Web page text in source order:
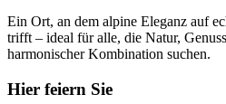
Ein Ort, an dem alpine Eleganz auf
trifft – ideal für alle, die Natur,
harmonischer Kombination suchen.
Hier feiern Sie